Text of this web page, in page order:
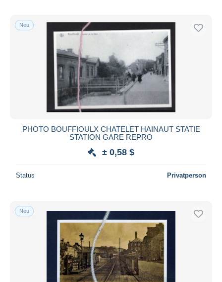
Neu
PHOTO BOUFFIOULX CHATELET HAINAUT STATIE
STATION GARE REPRO
± 0,58 $
Status Privatperson
Neu